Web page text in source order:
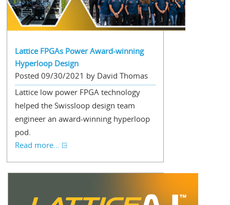
Lattice FPGAs Power Award-winning
Hyperloop Design
Posted 09/30/2021 by David Thomas
Lattice low power FPGA technology
helped the Swissloop design team
engineer an award-winning hyperloop
pod.
Read more...